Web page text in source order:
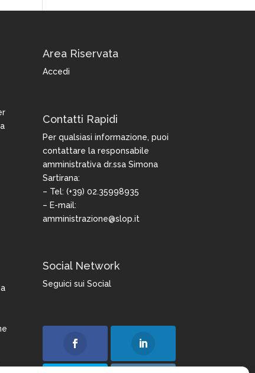
Area Riservata
Accedi
Contatti Rapidi
Per qualsiasi informazione, puoi
contattare la responsabile
amministrativa dr.ssa Simona
Sartirana:
– Tel: (+39) 02.35998935
– E-mail:
amministrazione@slop.it
Social Network
Seguici sui Social